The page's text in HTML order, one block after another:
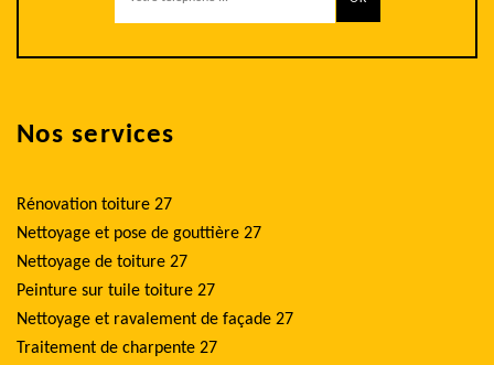
Nos services
Rénovation toiture 27
Nettoyage et pose de gouttière 27
Nettoyage de toiture 27
Peinture sur tuile toiture 27
Nettoyage et ravalement de façade 27
Traitement de charpente 27